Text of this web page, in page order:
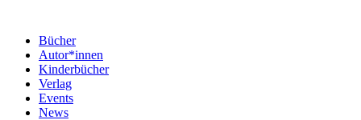
Bücher
Autor*innen
Kinderbücher
Verlag
Events
News